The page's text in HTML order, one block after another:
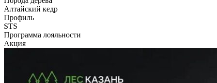
Алтайский кедр
Профиль
STS
Программа лояльности
Акция